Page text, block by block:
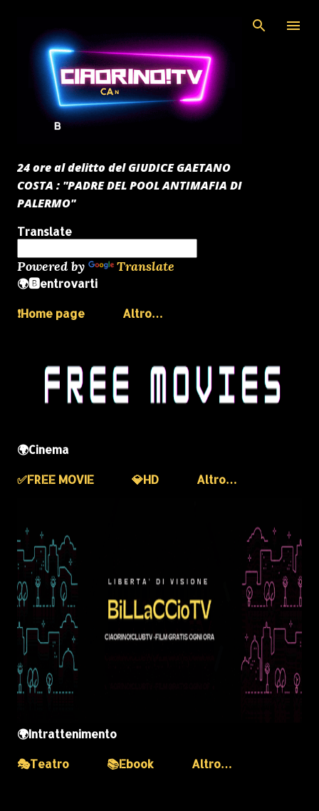
24 ore al delitto del GIUDICE GAETANO
COSTA : "PADRE DEL POOL ANTIMAFIA DI
PALERMO"
Translate
Powered by Translate
🌍🅱️entrovarti
❗️Home page
Altro…
🌍Cinema
✅️FREE MOVIE
💎HD Altro…
🌍Intrattenimento
🎭Teatro
📚Ebook Altro…